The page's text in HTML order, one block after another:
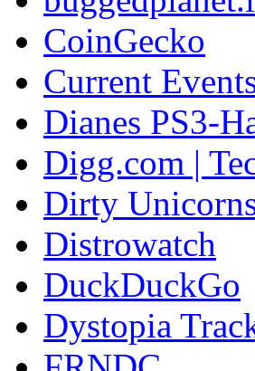
CoinGecko
Current
Dianes PS3-
Digg.com |
Dirty
Distrowatch
DuckDuckGo
Dystopia